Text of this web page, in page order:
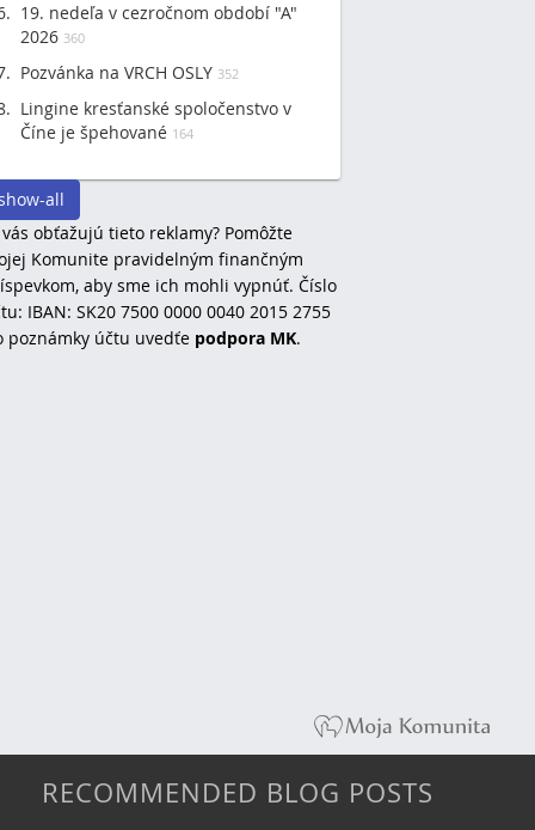
19. nedeľa v cezročnom období "A"
2026 360
Pozvánka na VRCH OSLY 352
Lingine kresťanské spoločenstvo v
Číne je špehované 164
all
obťažujú tieto reklamy? Pomôžte
Komunite pravidelným finančným
aby sme ich mohli vypnúť. Číslo
IBAN: SK20 7500 0000 0040 2015 2755
poznámky účtu uvedťe podpora MK.
RECOMMENDED BLOG POSTS